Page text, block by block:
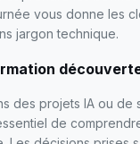
vous donne les
jargon technique.
des projets IA ou de
de